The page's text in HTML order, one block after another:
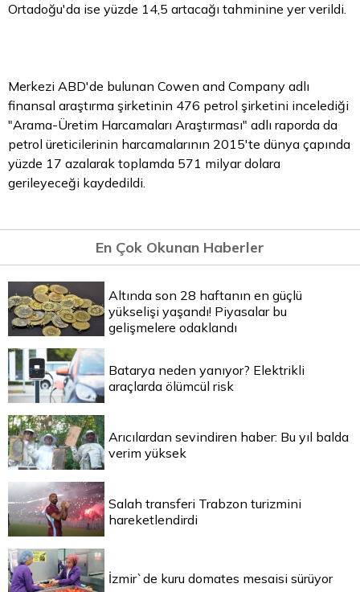
Ortadoğu'da ise yüzde 14,5 artacağı tahminine yer verildi.
Merkezi ABD'de bulunan Cowen and Company adlı
finansal araştırma şirketinin 476 petrol şirketini incelediği
"Arama-Üretim Harcamaları Araştırması" adlı raporda da
petrol üreticilerinin harcamalarının 2015'te dünya çapında
yüzde 17 azalarak toplamda 571 milyar dolara
gerileyeceği kaydedildi.
En Çok Okunan Haberler
Altında son 28 haftanın en güçlü
yükselişi yaşandı! Piyasalar bu
gelişmelere odaklandı
Batarya neden yanıyor? Elektrikli
araçlarda ölümcül risk
Arıcılardan sevindiren haber: Bu yıl balda
verim yüksek
Salah transferi Trabzon turizmini
hareketlendirdi
İzmir`de kuru domates mesaisi sürüyor